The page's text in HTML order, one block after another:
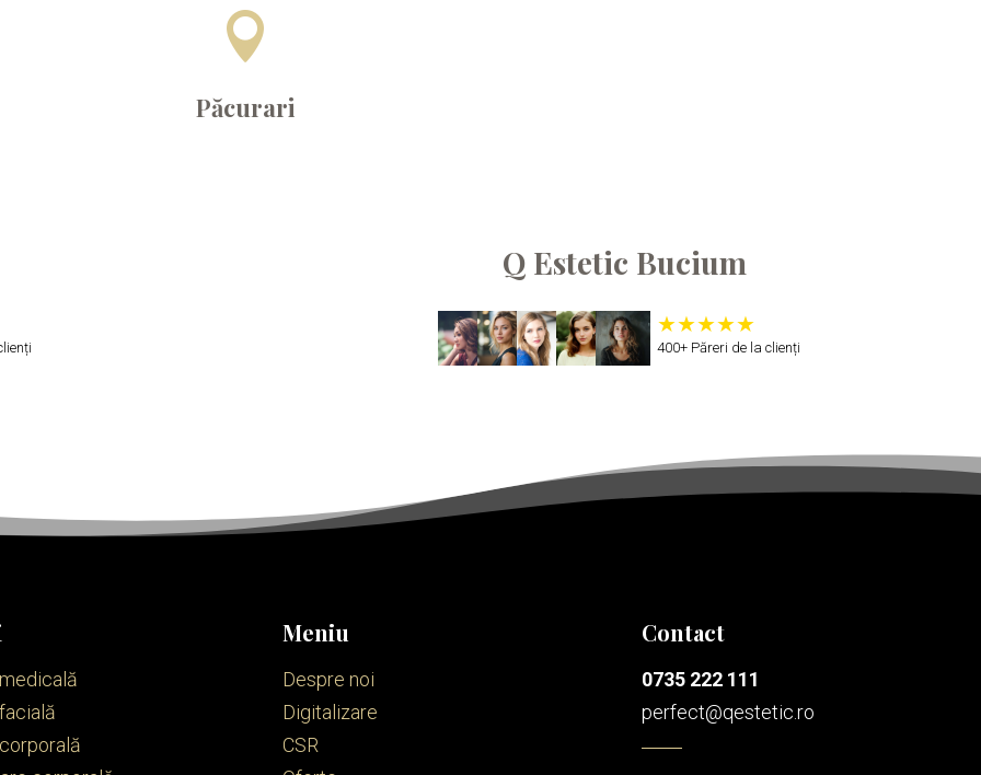

Păcurari
Q Estetic Bucium
400+ Păreri de la clienți
Meniu
Despre noi
Digitalizare
CSR
Contact
0735 222 111
perfect@qestetic.ro